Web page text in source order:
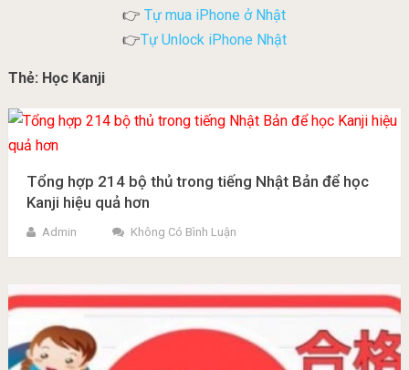
👉 Tự mua iPhone ở Nhật
👉Tự Unlock iPhone Nhật
Thẻ: Học Kanji
Tổng hợp 214 bộ thủ trong tiếng Nhật Bản để học
Kanji hiệu quả hơn
Admin Không Có Bình Luận